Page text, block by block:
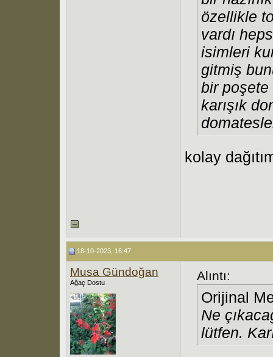
özellikle
vardı
isimleri
gitmiş
bir poşete
karışık
kolay
18-10-2023, 16:47
Musa Gündoğan
Ağaç Dostu Alıntı:
Orijinal
Ne
lütfen.